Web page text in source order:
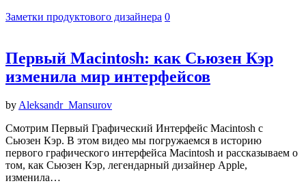
Заметки продуктового дизайнера 0
Первый Macintosh: как Сьюзен Кэр
изменила мир интерфейсов
byAleksandr_Mansurov
Смотрим Первый Графический Интерфейс Macintosh с
Сьюзен Кэр. В этом видео мы погружаемся в историю
первого графического интерфейса Macintosh и рассказываем о
том, как Сьюзен Кэр, легендарный дизайнер Apple,
изменила…